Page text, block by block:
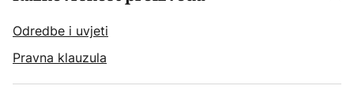
Odredbe i uvjeti
Pravna klauzula